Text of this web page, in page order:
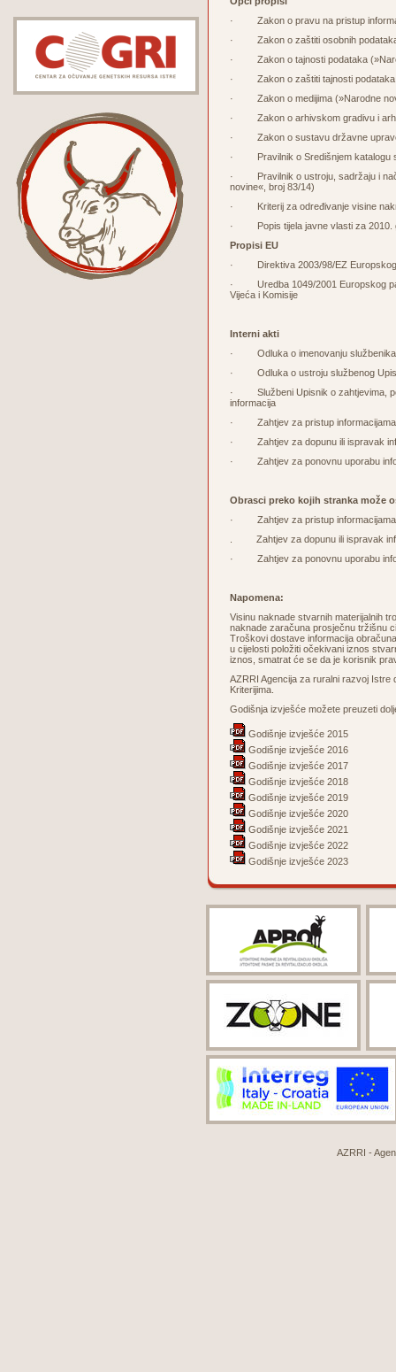
·
Zakon o pravu na pristup
· Zakon o zaštiti osobnih podataka
· Zakon o tajnosti podataka
· Zakon o zaštiti tajnosti podataka
· Zakon o medijima (»Narodne
· Zakon o arhivskom gradivu i
· Zakon o sustavu državne uprave
· Pravilnik o Središnjem katalogu
· Pravilnik o ustroju, sadržaju i
novine«, broj 83/14)
· Kriterij za određivanje visine
· Popis tijela javne vlasti za 2010.
Propisi EU
· Direktiva 2003/98/EZ Europskog
· Uredba 1049/2001 Europskog
Vijeća i Komisije
Interni akti
· Odluka o imenovanju službenika
· Odluka o ustroju službenog
· Službeni Upisnik o zahtjevima,
informacija
· Zahtjev za pristup informacijama
· Zahtjev za dopunu ili ispravak
· Zahtjev za ponovnu uporabu
Obrasci preko kojih stranka može
· Zahtjev za pristup
. Zahtjev za dopunu ili ispravak
· Zahtjev za ponovnu uporabu
Napomena:
Visinu naknade stvarnih materijalnih
naknade zaračuna prosječnu tržišnu
Troškovi dostave informacija
u cijelosti položiti očekivani iznos
iznos, smatrat će se da je korisnik
AZRRI Agencija za ruralni razvoj Istre
Kriterijima.
Godišnja izvješće možete preuzeti
Godišnje izvješće 2015
Godišnje izvješće 2016
Godišnje izvješće 2017
Godišnje izvješće 2018
Godišnje izvješće 2019
Godišnje izvješće 2020
Godišnje izvješće 2021
Godišnje izvješće 2022
Godišnje izvješće 2023
AZRRI -